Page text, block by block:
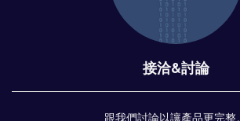
接洽&討論
跟我們討論以讓產品更完整。